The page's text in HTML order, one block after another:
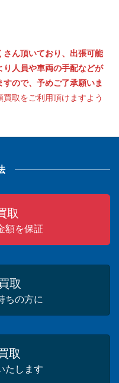
ん頂いており、出張可能
り人員や車両の手配などが
ので、予めご了承願いま
買取をご利用頂けますよう
取
額を保証
取
ちの方に
取
たします